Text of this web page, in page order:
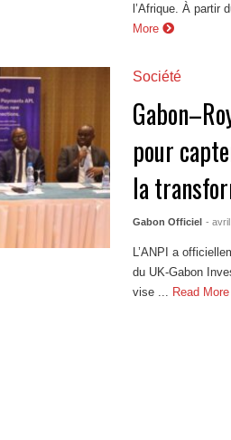
l’Afrique. À partir
More
Société
pour
la
Gabon Officiel -
L’ANPI a
du UK-Gabon
vise ...
Read More